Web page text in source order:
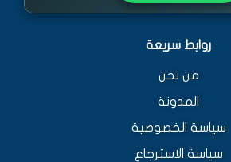
روابط سريعة
من نحن
المدونة
سياسة الخصوصية
سياسة الاسترجاع